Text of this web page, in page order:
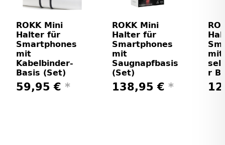
ROKK Mini
Halter für
Smartphones
mit
Kabelbinder-
Basis (Set)
59,95 € *
ROKK Mini
Halter für
Smartphones
mit
Saugnapfbasis
(Set)
138,95 € *
mit
r